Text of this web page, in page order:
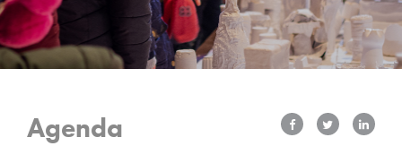
Agenda